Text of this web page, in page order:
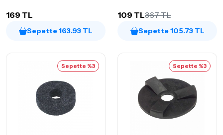
169 TL
Sepette 163.93 TL
109 TL367 TL
Sepette 105.73 TL
Sepette %3 Sepette %3